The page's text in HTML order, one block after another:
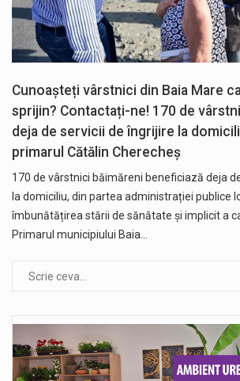
Cunoașteți vârstnici din Baia Mare
sprijin? Contactați-ne! 170 de
deja de servicii de îngrijire la
primarul Cătălin Cherecheș
170 de vârstnici băimăreni beneficiază deja
la domiciliu, din partea administrației publice
îmbunătățirea stării de sănătate și implicit a
Primarul municipiului Baia…